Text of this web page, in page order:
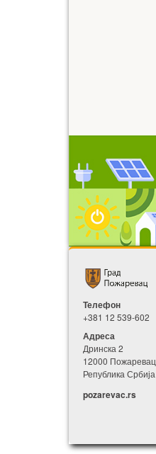
Телефон
+381 12 539-602
Адреса
Дринска 2
12000 Пожаревац
Република Србија
pozarevac.rs